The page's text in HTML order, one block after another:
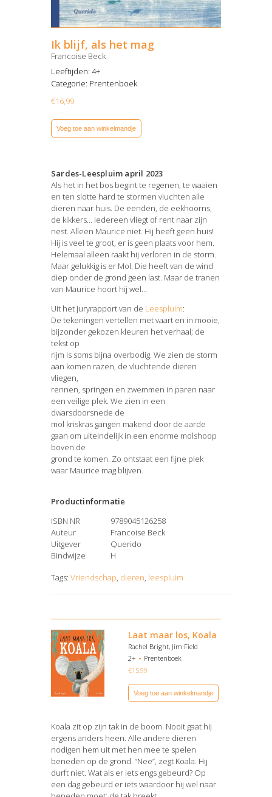
Ik blijf, als het mag
Francoise Beck
Leeftijden: 4+
Categorie: Prentenboek
€16,99
Voeg toe aan winkelmandje
Sardes-Leespluim april 2023
Als het in het bos begint te regenen, te waaien
en ten slotte hard te stormen vluchten alle
dieren naar huis. De eenden, de eekhoorns,
de kikkers… iedereen vliegt of rent naar zijn
nest. Alleen Maurice niet. Hij heeft geen huis!
Hij is veel te groot, er is geen plaats voor hem.
Helemaal alleen raakt hij verloren in de storm.
Maar gelukkig is er Mol. Die heeft van de wind
diep onder de grond geen last. Maar de tranen
van Maurice hoort hij wel…
Uit het juryrapport van de Leespluim:
De tekeningen vertellen met vaart en in mooie,
bijzonder gekozen kleuren het verhaal; de
tekst op
rijm is soms bijna overbodig. We zien de storm
aan komen razen, de vluchtende dieren
vliegen,
rennen, springen en zwemmen in paren naar
een veilige plek. We zien in een
dwarsdoorsnede de
mol kriskras gangen makend door de aarde
gaan om uiteindelijk in een enorme molshoop
boven de
grond te komen. Zo ontstaat een fijne plek
waar Maurice mag blijven.
Productinformatie
ISBN NR
9789045126258
Auteur
Francoise Beck
Uitgever
Querido
Bindwijze
H
Tags: Vriendschap, dieren, leespluim
Laat maar los, Koala
Rachel Bright, Jim Field
2+
Prentenboek
€15,99
Voeg toe aan winkelmandje
Koala zit op zijn tak in de boom. Nooit gaat hij
ergens anders heen. Alle andere dieren
nodigen hem uit met hen mee te spelen
beneden op de grond. “Nee”, zegt Koala. Hij
durft niet. Wat als er iets engs gebeurd? Op
een dag gebeurd er iets waardoor hij wel naar